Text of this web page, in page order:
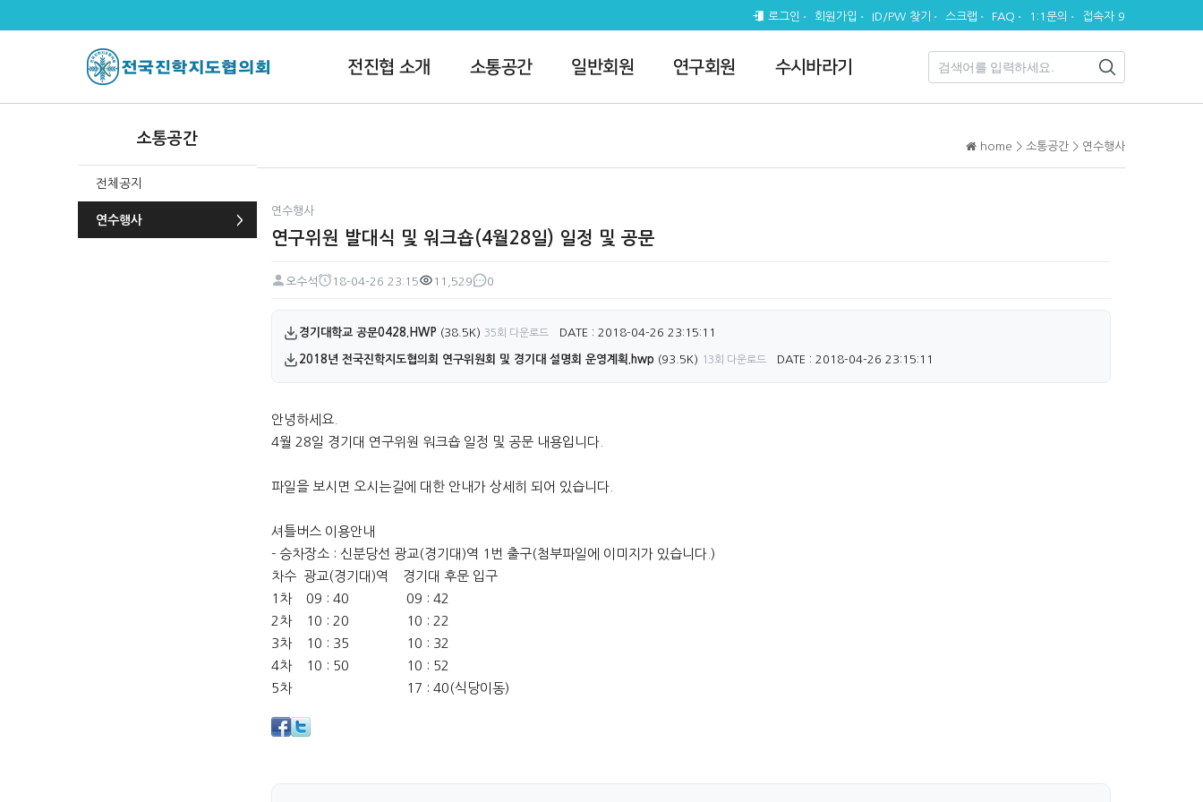
로그인 회원가입 ID/PW 찾기 스크랩 FAQ 1:1문의 접속자 9
전진협 소개 소통공간 일반회원 연구회원 수시바라기
소통공간
전체공지
연수행사
home > 소통공간 > 연수행사
연수행사
연구위원 발대식 및 워크숍(4월28일) 일정 및 공문
페이지 정보
오수석
18-04-26 23:15
11,529
0
첨부파일
경기대학교 공문0428.HWP (38.5K) 35회 다운로드 DATE : 2018-04-26 23:15:11
2018년 전국진학지도협의회 연구위원회 및 경기대 설명회 운영계획.hwp (93.5K) 13회 다운로드 DATE : 2018-04-26 23:15:11
본문
안녕하세요.
4월 28일 경기대 연구위원 워크숍 일정 및 공문 내용입니다.
파일을 보시면 오시는길에 대한 안내가 상세히 되어 있습니다.
셔틀버스 이용안내
- 승차장소 : 신분당선 광교(경기대)역 1번 출구(첨부파일에 이미지가 있습니다.)
차수 광교(경기대)역 경기대 후문 입구
1차 09 : 40 09 : 42
2차 10 : 20 10 : 22
3차 10 : 35 10 : 32
4차 10 : 50 10 : 52
5차 17 : 40(식당이동)